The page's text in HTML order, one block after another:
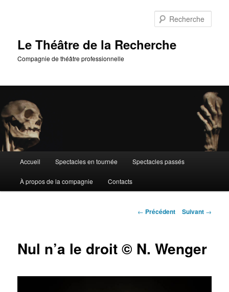
Le Théâtre de la Recherche
Compagnie de théâtre professionnelle
principal
Accueil Spectacles en tournée Spectacles passés
À propos de la compagnie Contacts
Navigation
← Précédent Suivant →
Nul n’a le droit © N. Wenger